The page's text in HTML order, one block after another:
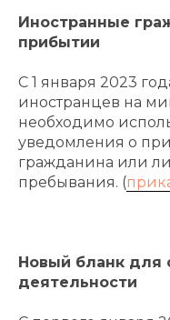
Иностранные
прибытии
С 1 января 2023
иностранцев на
необходимо
уведомления о
гражданина или
пребывания. (
Новый бланк для
деятельности